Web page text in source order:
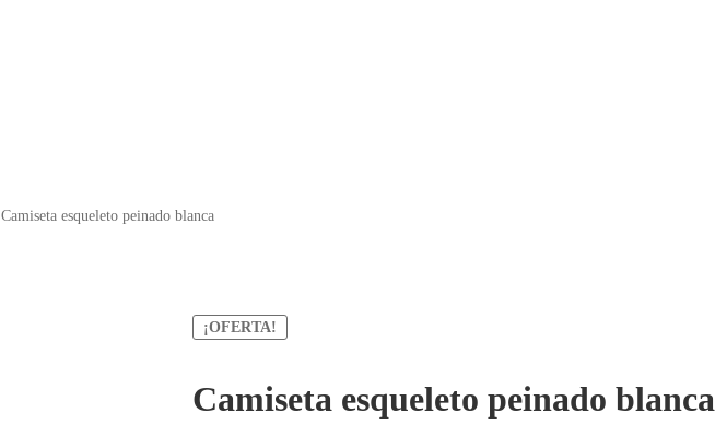
Camiseta esqueleto peinado blanca
¡OFERTA!
Camiseta esqueleto peinado blanca